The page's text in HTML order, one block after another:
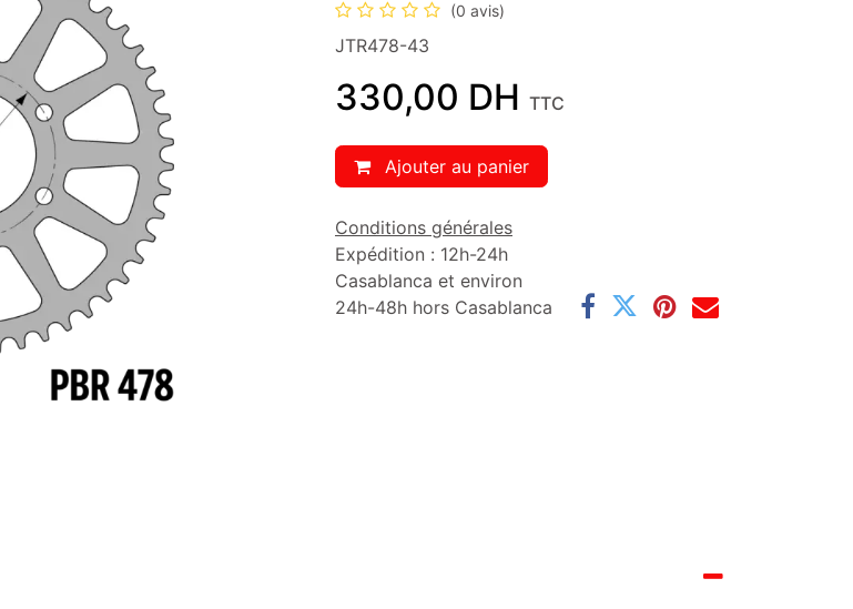
(0 avis)
JTR478-43
330,00 DH TTC
Ajouter au panier
Conditions générales
Expédition : 12h-24h
Casablanca et environ
24h-48h hors Casablanca